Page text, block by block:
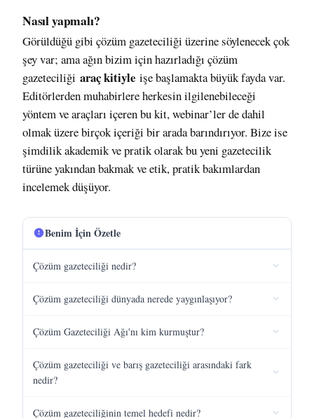
Nasıl yapmalı?
Görüldüğü gibi çözüm gazeteciliği üzerine söylenecek çok
şey var; ama ağın bizim için hazırladığı çözüm
gazeteciliği araç kitiyle işe başlamakta büyük fayda var.
Editörlerden muhabirlere herkesin ilgilenebileceği
yöntem ve araçları içeren bu kit, webinar’ler de dahil
olmak üzere birçok içeriği bir arada barındırıyor. Bize ise
şimdilik akademik ve pratik olarak bu yeni gazetecilik
türüne yakından bakmak ve etik, pratik bakımlardan
incelemek düşüyor.
Benim İçin Özetle
Çözüm gazeteciliği nedir?
Çözüm gazeteciliği dünyada nerede yaygınlaşıyor?
Çözüm Gazeteciliği Ağı'nı kim kurmuştur?
Çözüm gazeteciliği ve barış gazeteciliği arasındaki fark
nedir?
Çözüm gazeteciliğinin temel hedefi nedir?